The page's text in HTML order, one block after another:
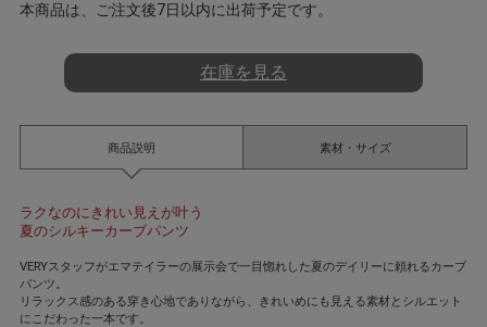
本商品は、ご注文後7日以内に出荷予定です。
在庫を見る
商品説明
ラクなのにきれい見えが叶う
夏のシルキーカーブパンツ
VERYスタッフがエマテイラーの展示会で一目惚れした夏のデイリーに頼れるカーブ
パンツ。
リラックス感のある穿き心地でありながら、きれいめにも見える素材とシルエット
にこだわった一本です。
素材・サイズ